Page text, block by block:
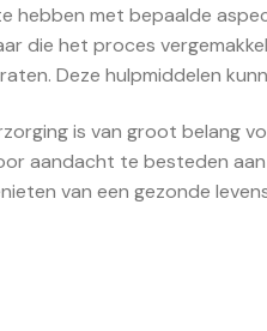
hebben met bepaalde
die het proces
Deze hulpmiddelen
is van groot belang
aandacht te besteden
van een gezonde